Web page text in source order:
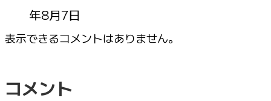
年8月7日
表示できるコメントはありません。
コメント